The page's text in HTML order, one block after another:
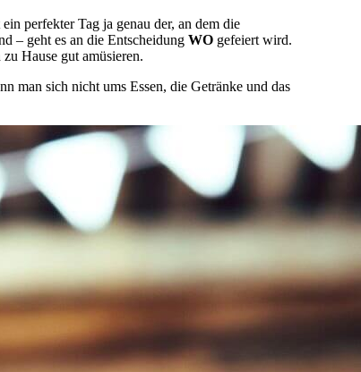
perfekter Tag ja genau der, an dem die
– geht es an die Entscheidung WO gefeiert wird.
Hause gut amüsieren.
man sich nicht ums Essen, die Getränke und das